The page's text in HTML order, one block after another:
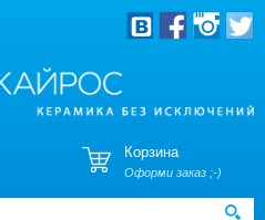
Корзина
Оформи заказ ;-)